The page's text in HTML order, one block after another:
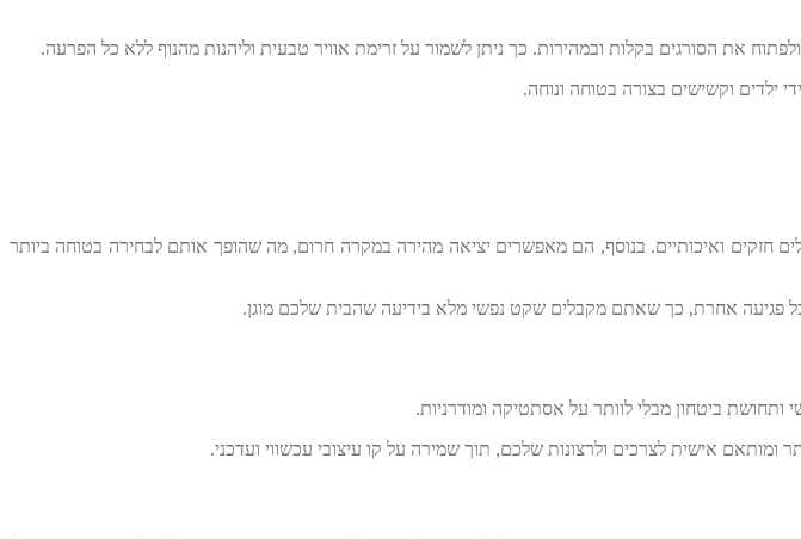
את הסורגים בקלות ובמהירות. כך ניתן לשמור על זרימת אוויר טבעית וליהנות מהנוף ללא כל הפרעה.
ילדים וקשישים בצורה בטוחה ונוחה.
חזקים ואיכותיים. בנוסף, הם מאפשרים יציאה מהירה במקרה חרום, מה שהופך אותם לבחירה בטוחה ביותר
כל פגיעה אחרת, כך שאתם מקבלים שקט נפשי מלא בידיעה שהבית שלכם מוגן.
ביטחון מבלי לוותר על אסתטיקה ומודרניות.
אישית לצרכים ולרצונות שלכם, תוך שמירה על קו עיצובי עכשווי ועדכני.